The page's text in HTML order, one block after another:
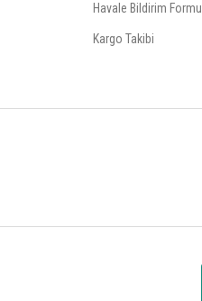
Havale Bildirim Formu
Kargo Takibi